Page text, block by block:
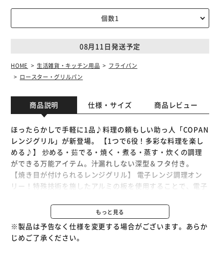
08月11日発送予定
HOME 生活雑貨・キッチン用品
フライパン
ロースター・グリルパン
商品説明 仕様・サイズ 商品レビュー
ほったらかしで手軽に1品♪料理の頼もしい助っ人「COPAN
レンジグリル」が新登場。 【1つで6役！多彩な料理を楽し
める♪】 炒める・茹でる・焼く・煮る・蒸す・炊くの調理
ができる万能アイテム。汁漏れしない深型＆フタ付き。
【焼き目が付けられるレンジグリル】 電子レンジ調理オン
リー！特殊技術を施したアルミの板を使用することで、電子
目”もしっかりと！ 【火加減や焦げ具合も気にせずOK】 火
を使わず、焦げ付きなどを気にする心配が不要。ほったらか
しで、お肉や魚も簡単に焼けて、美味しい料理が完成☆
【時間を有効活用できて家事の時短に】 電子レンジに任せ
もっと見る
※製品は予告なく仕様を変更する場合がございます。あらか
じめご了承ください。